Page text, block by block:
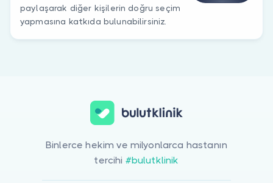
paylaşarak diğer kişilerin doğru seçim
yapmasına katkıda bulunabilirsiniz.
Binlerce hekim ve milyonlarca hastanın
tercihi #bulutklinik